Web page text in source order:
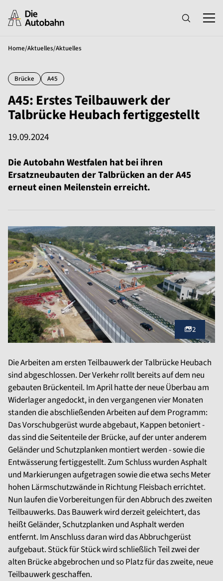
Home/Aktuelles/Aktuelles
Brücke A45
A45: Erstes Teilbauwerk der
Talbrücke Heubach fertiggestellt
19.09.2024
Die Autobahn Westfalen hat bei ihren
Ersatzneubauten der Talbrücken an der A45
erneut einen Meilenstein erreicht.
2
Die Arbeiten am ersten Teilbauwerk der Talbrücke Heubach
sind abgeschlossen. Der Verkehr rollt bereits auf dem neu
gebauten Brückenteil. Im April hatte der neue Überbau am
Widerlager angedockt, in den vergangenen vier Monaten
standen die abschließenden Arbeiten auf dem Programm:
Das Vorschubgerüst wurde abgebaut, Kappen betoniert -
das sind die Seitenteile der Brücke, auf der unter anderem
Geländer und Schutzplanken montiert werden - sowie die
Entwässerung fertiggestellt. Zum Schluss wurden Asphalt
und Markierungen aufgetragen sowie die etwa sechs Meter
hohen Lärmschutzwände in Richtung Fleisbach errichtet.
Nun laufen die Vorbereitungen für den Abbruch des zweiten
Teilbauwerks. Das Bauwerk wird derzeit geleichtert, das
heißt Geländer, Schutzplanken und Asphalt werden
entfernt. Im Anschluss daran wird das Abbruchgerüst
aufgebaut. Stück für Stück wird schließlich Teil zwei der
alten Brücke abgebrochen und so Platz für das zweite, neue
Teilbauwerk geschaffen.